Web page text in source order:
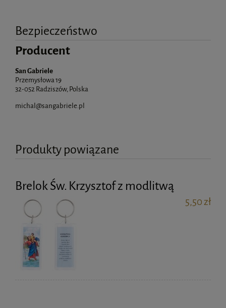
Bezpieczeństwo
Producent
San Gabriele
Przemysłowa 19
32-052 Radziszów, Polska
michal@sangabriele.pl
Produkty powiązane
Brelok Św. Krzysztof z modlitwą
5,50 zł